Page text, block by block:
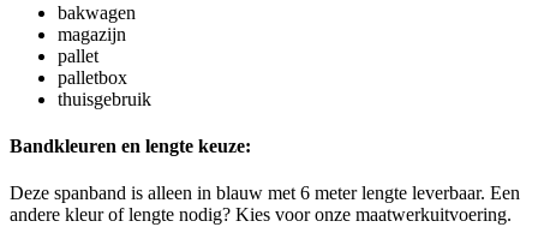
bakwagen
magazijn
pallet
palletbox
thuisgebruik
Bandkleuren en lengte keuze:
Deze spanband is alleen in blauw met 6 meter lengte leverbaar. Een
andere kleur of lengte nodig? Kies voor onze maatwerkuitvoering.